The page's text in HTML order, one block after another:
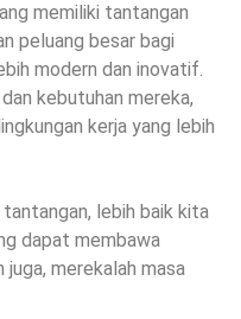
memiliki tantangan
peluang besar bagi
modern dan inovatif.
kebutuhan mereka,
kerja yang lebih
lebih baik kita
dapat membawa
merekalah masa